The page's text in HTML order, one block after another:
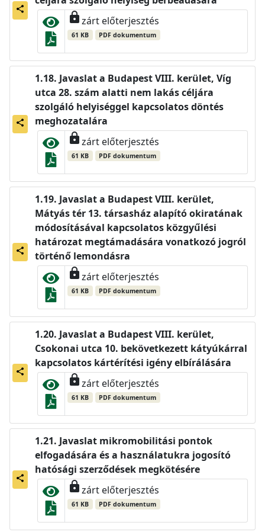
share
lockzárt előterjesztés
61 KB PDF dokumentum
share
Javaslat a Budapest VIII. kerület, Víg
utca 28. szám alatti nem lakás céljára
szolgáló helyiséggel kapcsolatos döntés
meghozatalára
lockzárt előterjesztés
61 KB PDF dokumentum
share
Javaslat a Budapest VIII. kerület,
Mátyás tér 13. társasház alapító okiratának
módosításával kapcsolatos közgyűlési
határozat megtámadására vonatkozó jogról
történő lemondásra
lockzárt előterjesztés
61 KB PDF dokumentum
share
Javaslat a Budapest VIII. kerület,
Csokonai utca 10. bekövetkezett kátyúkárral
kapcsolatos kártérítési igény elbírálására
lockzárt előterjesztés
61 KB PDF dokumentum
share
Javaslat mikromobilitási pontok
elfogadására és a használatukra jogosító
hatósági szerződések megkötésére
lockzárt előterjesztés
61 KB PDF dokumentum